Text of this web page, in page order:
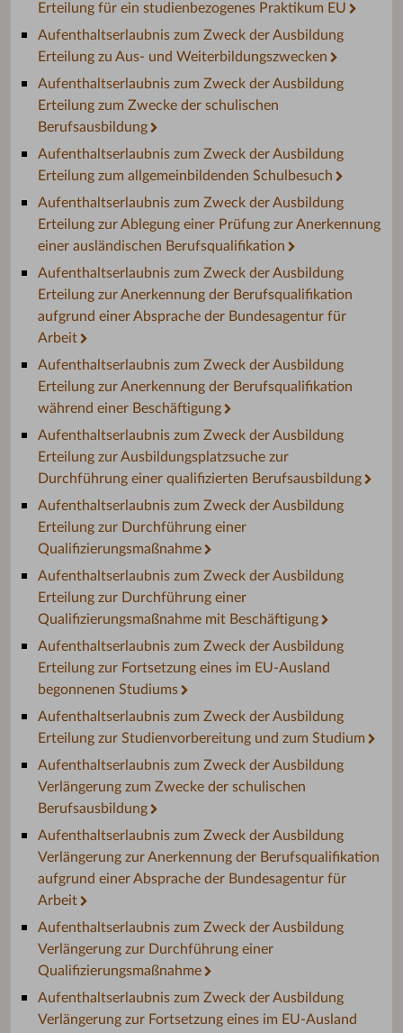
Erteilung für ein studienbezogenes Praktikum EU
Aufenthaltserlaubnis zum Zweck der Ausbildung
Erteilung zu Aus- und Weiterbildungszwecken
Aufenthaltserlaubnis zum Zweck der Ausbildung
Erteilung zum Zwecke der schulischen
Berufsausbildung
Aufenthaltserlaubnis zum Zweck der Ausbildung
Erteilung zum allgemeinbildenden Schulbesuch
Aufenthaltserlaubnis zum Zweck der Ausbildung
Erteilung zur Ablegung einer Prüfung zur Anerkennung
einer ausländischen Berufsqualifikation
Aufenthaltserlaubnis zum Zweck der Ausbildung
Erteilung zur Anerkennung der Berufsqualifikation
aufgrund einer Absprache der Bundesagentur für
Arbeit
Aufenthaltserlaubnis zum Zweck der Ausbildung
Erteilung zur Anerkennung der Berufsqualifikation
während einer Beschäftigung
Aufenthaltserlaubnis zum Zweck der Ausbildung
Erteilung zur Ausbildungsplatzsuche zur
Durchführung einer qualifizierten Berufsausbildung
Aufenthaltserlaubnis zum Zweck der Ausbildung
Erteilung zur Durchführung einer
Qualifizierungsmaßnahme
Aufenthaltserlaubnis zum Zweck der Ausbildung
Erteilung zur Durchführung einer
Qualifizierungsmaßnahme mit Beschäftigung
Aufenthaltserlaubnis zum Zweck der Ausbildung
Erteilung zur Fortsetzung eines im EU-Ausland
begonnenen Studiums
Aufenthaltserlaubnis zum Zweck der Ausbildung
Erteilung zur Studienvorbereitung und zum Studium
Aufenthaltserlaubnis zum Zweck der Ausbildung
Verlängerung zum Zwecke der schulischen
Berufsausbildung
Aufenthaltserlaubnis zum Zweck der Ausbildung
Verlängerung zur Anerkennung der Berufsqualifikation
aufgrund einer Absprache der Bundesagentur für
Arbeit
Aufenthaltserlaubnis zum Zweck der Ausbildung
Verlängerung zur Durchführung einer
Qualifizierungsmaßnahme
Aufenthaltserlaubnis zum Zweck der Ausbildung
Verlängerung zur Fortsetzung eines im EU-Ausland